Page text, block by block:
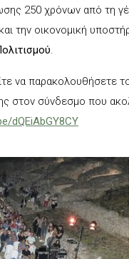
250 χρόνων από τη
την οικονομική
.
παρακολουθήσετε το
στον σύνδεσμο που
dQEiAbGY8CY